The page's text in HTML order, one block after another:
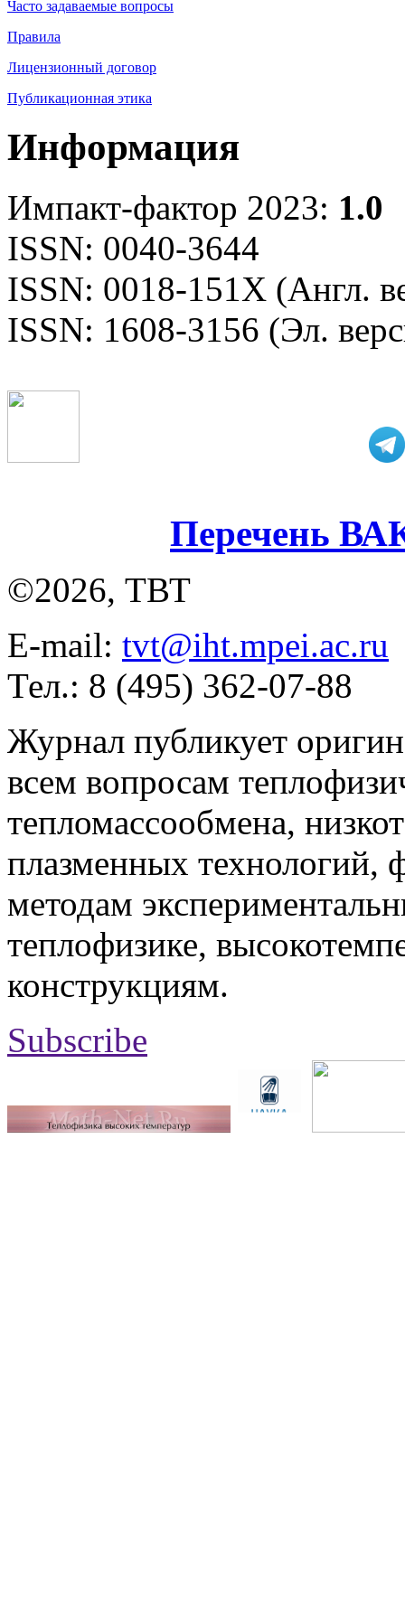
Часто задаваемые вопросы
Правила
Лицензионный договор
Публикационная этика
Информация
Импакт-фактор 2023: 1.0
ISSN: 0040-3644
ISSN: 0018-151X (Англ.
ISSN: 1608-3156 (Эл.
Перечень
©2026, ТВТ
E-mail: tvt@iht.mpei.ac.ru
Тел.: 8 (495) 362-07-88
Журнал публикует
всем вопросам
тепломассообмена,
плазменных технологий,
методам
теплофизике,
конструкциям.
Subscribe